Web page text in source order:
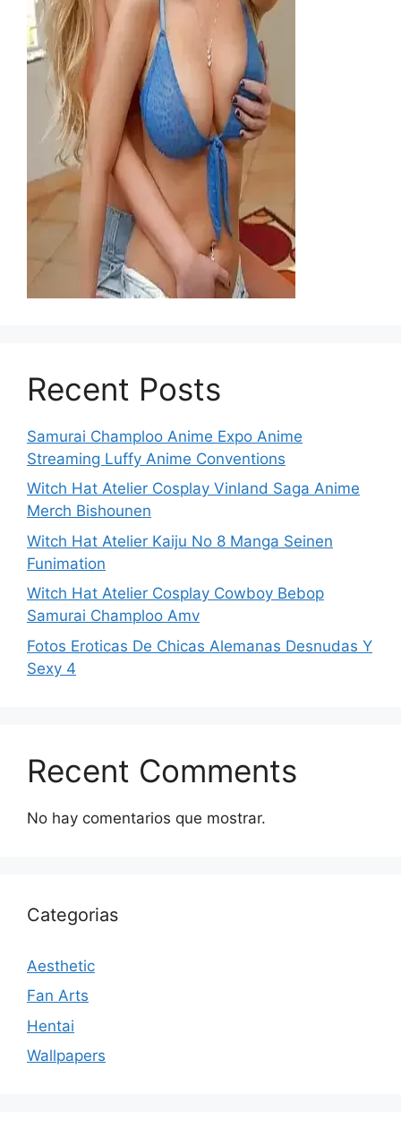
Recent Posts
Samurai Champloo Anime Expo Anime
Streaming Luffy Anime Conventions
Witch Hat Atelier Cosplay Vinland Saga Anime
Merch Bishounen
Witch Hat Atelier Kaiju No 8 Manga Seinen
Funimation
Witch Hat Atelier Cosplay Cowboy Bebop
Samurai Champloo Amv
Fotos Eroticas De Chicas Alemanas Desnudas Y
Sexy 4
Recent Comments
No hay comentarios que mostrar.
Categorias
Aesthetic
Fan Arts
Hentai
Wallpapers